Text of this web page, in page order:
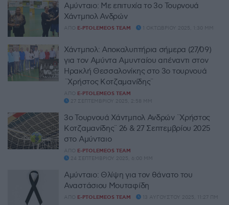
Αμύνταιο: Με επιτυχία το 3ο Τουρνουά
Χάντμπολ Ανδρών
ΑΠΌ E-PTOLEMEOS TEAM 1 ΟΚΤΩΒΡΊΟΥ 2025, 1:30 ΜΜ
Χάντμπολ: Αποκαλυπτήρια σήμερα (27/09)
για τον Αμύντα Αμυνταίου απέναντι στον
Ηρακλή Θεσσαλονίκης στο 3ο τουρνουά
¨Χρήστος Κοτζαμανίδης¨
ΑΠΌ E-PTOLEMEOS TEAM
27 ΣΕΠΤΕΜΒΡΊΟΥ 2025, 2:58 ΜΜ
3ο Τουρνουά Χάντμπολ Ανδρών ¨Χρήστος
Κοτζαμανίδης¨ 26 & 27 Σεπτεμβρίου 2025
στο Αμύνταιο
ΑΠΌ E-PTOLEMEOS TEAM
24 ΣΕΠΤΕΜΒΡΊΟΥ 2025, 6:00 ΜΜ
Αμύνταιο: Θλίψη για τον θάνατο του
Αναστάσιου Μουταφίδη
ΑΠΌ E-PTOLEMEOS TEAM 13 ΑΥΓΟΎΣΤΟΥ 2025, 11:27 ΠΜ